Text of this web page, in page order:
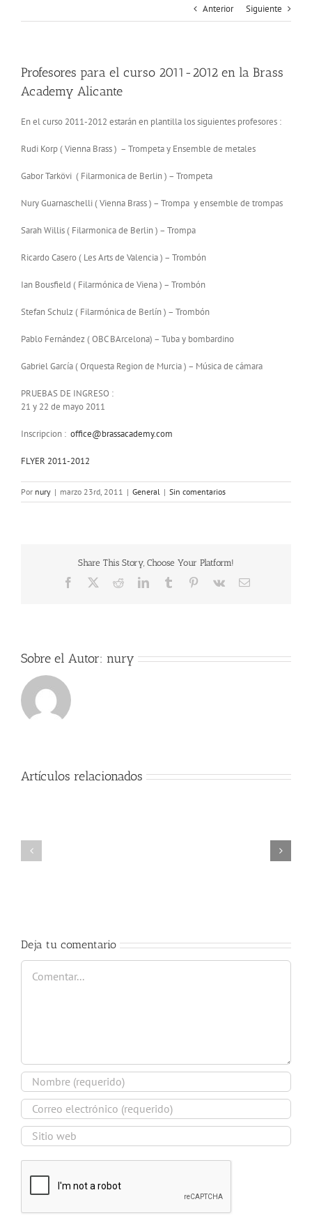
Anterior Siguiente
Profesores para el curso 2011-2012 en la Brass
Academy Alicante
En el curso 2011-2012 estarán en plantilla los siguientes profesores :
Rudi Korp ( Vienna Brass ) – Trompeta y Ensemble de metales
Gabor Tarkövi ( Filarmonica de Berlin ) – Trompeta
Nury Guarnaschelli ( Vienna Brass ) – Trompa y ensemble de trompas
Sarah Willis ( Filarmonica de Berlin ) – Trompa
Ricardo Casero ( Les Arts de Valencia ) – Trombón
Ian Bousfield ( Filarmónica de Viena ) – Trombón
Stefan Schulz ( Filarmónica de Berlín ) – Trombón
Pablo Fernández ( OBC BArcelona) – Tuba y bombardino
Gabriel García ( Orquesta Region de Murcia ) – Música de cámara
PRUEBAS DE INGRESO :
21 y 22 de mayo 2011
Inscripcion : office@brassacademy.com
FLYER 2011-2012
Por nury | marzo 23rd, 2011 | General | Sin comentarios
Share This Story, Choose Your Platform!
Facebook RedditLinkedInTumblr Pinterest
Vk
Correo
Sobre el Autor: nury
Artículos relacionados
Deja tu comentario
Comentar